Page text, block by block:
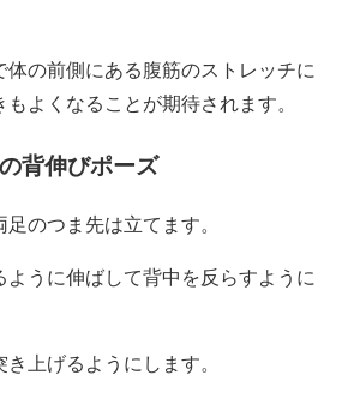
体の前側にある腹筋のストレッチに
よくなることが期待されます。
背伸びポーズ
のつま先は立てます。
ように伸ばして背中を反らすように
上げるようにします。